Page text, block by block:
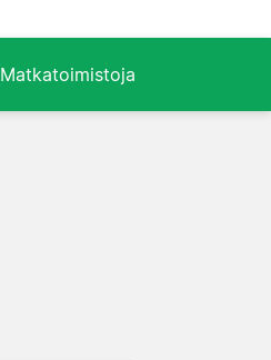
Matkatoimistoja